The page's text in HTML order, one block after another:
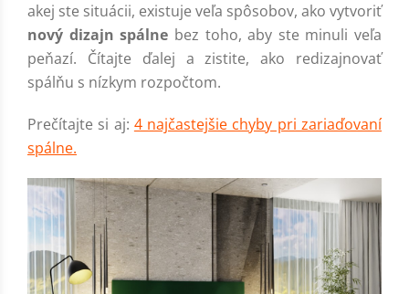
akej ste situácii, existuje veľa spôsobov, ako vytvoriť
nový dizajn spálne bez toho, aby ste minuli veľa
peňazí. Čítajte ďalej a zistite, ako redizajnovať
spálňu s nízkym rozpočtom.
Prečítajte si aj: 4 najčastejšie chyby pri zariaďovaní
spálne.